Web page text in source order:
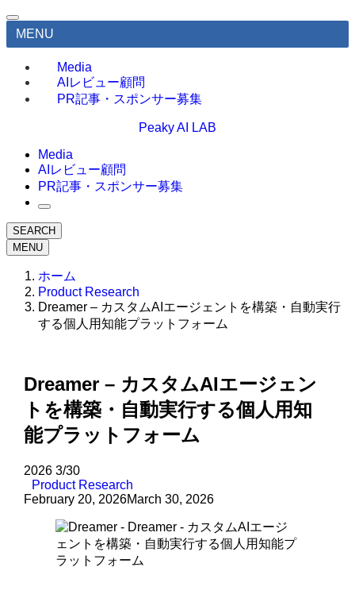
MENU
Media
AIレビュー顧問
PR記事・スポンサー募集
Peaky AI LAB
Media
AIレビュー顧問
PR記事・スポンサー募集
SEARCH
MENU
ホーム
Product Research
Dreamer – カスタムAIエージェントを構築・自動実行
する個人用知能プラットフォーム
Dreamer – カスタムAIエージェン
トを構築・自動実行する個人用知
能プラットフォーム
2026 3/30
Product Research
February 20, 2026March 30, 2026